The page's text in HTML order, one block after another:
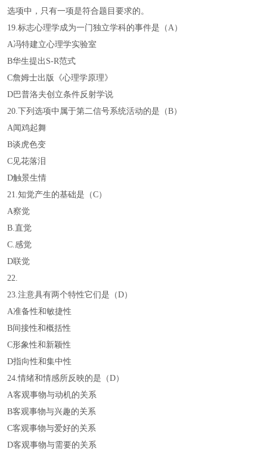
选项中，只有一项是符合题目要求的。
19.标志心理学成为一门独立学科的事件是（A）
A冯特建立心理学实验室
B华生提出S-R范式
C詹姆士出版《心理学原理》
D巴普洛夫创立条件反射学说
20.下列选项中属于第二信号系统活动的是（B）
A闻鸡起舞
B谈虎色变
C见花落泪
D触景生情
21.知觉产生的基础是（C）
A察觉
B.直觉
C.感觉
D联觉
22.
23.注意具有两个特性它们是（D）
A准备性和敏捷性
B间接性和概括性
C形象性和新颖性
D指向性和集中性
24.情绪和情感所反映的是（D）
A客观事物与动机的关系
B客观事物与兴趣的关系
C客观事物与爱好的关系
D客观事物与需要的关系